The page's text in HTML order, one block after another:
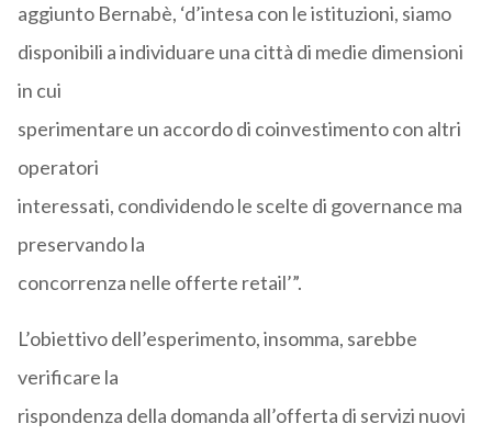
aggiunto Bernabè, ‘d’intesa con le istituzioni, siamo
disponibili a individuare una città di medie dimensioni
in cui
sperimentare un accordo di coinvestimento con altri
operatori
interessati, condividendo le scelte di governance ma
preservando la
concorrenza nelle offerte retail’”.
L’obiettivo dell’esperimento, insomma, sarebbe
verificare la
rispondenza della domanda all’offerta di servizi nuovi